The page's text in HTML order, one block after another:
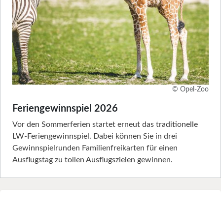
© Opel-Zoo
Feriengewinnspiel 2026
Vor den Sommerferien startet erneut das traditionelle
LW-Feriengewinnspiel. Dabei können Sie in drei
Gewinnspielrunden Familienfreikarten für einen
Ausflugstag zu tollen Ausflugszielen gewinnen.